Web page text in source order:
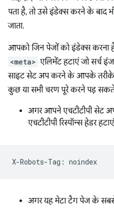
पता है, तो उसे इंडेक्स करने के बाद
जाता.
आपको जिन पेजों को इंडेक्स करना है
<meta> एलिमेंट हटाएं जो सर्च
साइट सेट अप करने के आपके तरीके
कुछ या सभी चरण पूरे करने पड़
अगर आपने एचटीटीपी सेट
एचटीटीपी रिस्पॉन्स हेडर
अगर यह मेटा टैग पेज के